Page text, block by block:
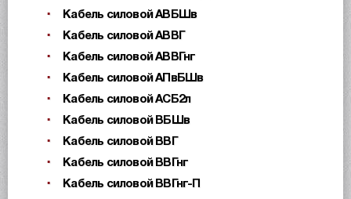
Кабель силовой АВБШв
Кабель силовой АВВГ
Кабель силовой АВВГнг
Кабель силовой АПвБШв
Кабель силовой АСБ2л
Кабель силовой ВБШв
Кабель силовой ВВГ
Кабель силовой ВВГнг
Кабель силовой ВВГнг-П